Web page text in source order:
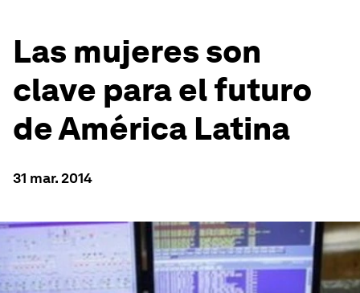
Las mujeres son
clave para el futuro
de América Latina
31 mar. 2014